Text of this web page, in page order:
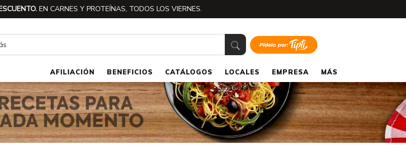
EN CARNES Y PROTEÍNAS, TODOS LOS VIERNES.
AFILIACIÓN BENEFICIOS CATÁLOGOS LOCALES EMPRESA MÁS